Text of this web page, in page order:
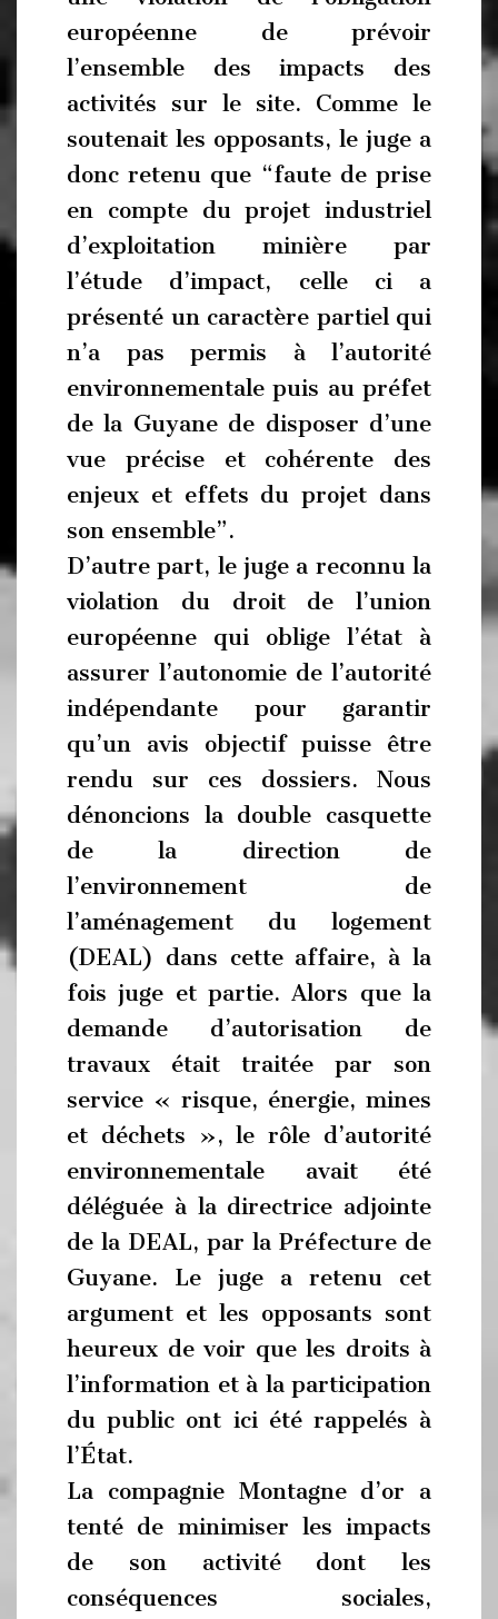
européenne de prévoir
l’ensemble des impacts des
activités sur le site. Comme le
soutenait les opposants, le juge a
donc retenu que “faute de prise
en compte du projet industriel
d’exploitation minière par
l’étude d’impact, celle ci a
présenté un caractère partiel qui
n’a pas permis à l’autorité
environnementale puis au préfet
de la Guyane de disposer d’une
vue précise et cohérente des
enjeux et effets du projet dans
son ensemble”.
D’autre part, le juge a reconnu la
violation du droit de l’union
européenne qui oblige l’état à
assurer l’autonomie de l’autorité
indépendante pour garantir
qu’un avis objectif puisse être
rendu sur ces dossiers. Nous
dénoncions la double casquette
de la direction de
l’environnement de
l’aménagement du logement
(DEAL) dans cette affaire, à la
fois juge et partie. Alors que la
demande d’autorisation de
travaux était traitée par son
service « risque, énergie, mines
et déchets », le rôle d’autorité
environnementale avait été
déléguée à la directrice adjointe
de la DEAL, par la Préfecture de
Guyane. Le juge a retenu cet
argument et les opposants sont
heureux de voir que les droits à
l’information et à la participation
du public ont ici été rappelés à
l’État.
La compagnie Montagne d’or a
tenté de minimiser les impacts
de son activité dont les
conséquences sociales,